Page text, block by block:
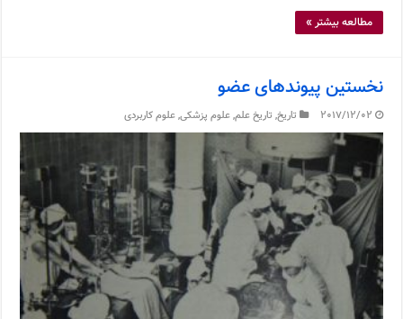
مطالعه بیشتر »
نخستین پیوندهای عضو
2017/12/02 تاریخ, تاریخ علم,علوم پزشکی,علوم کاربردی